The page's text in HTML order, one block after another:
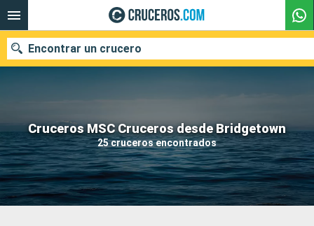
Cruceros MSC Cruceros desde Bridgetown
25 cruceros encontrados
Encontrar un crucero
Nuestros destinos
Fecha de salida
Puertos Compañías